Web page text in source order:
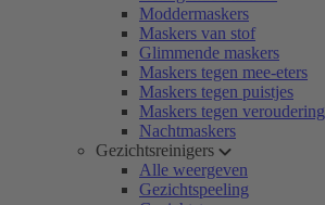
Moddermaskers
Maskers van stof
Glimmende maskers
Maskers tegen mee-eters
Maskers tegen puistjes
Maskers tegen veroudering
Nachtmaskers
Gezichtsreinigers
Alle weergeven
Gezichtspeeling